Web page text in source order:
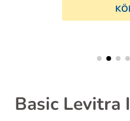
Basic Levitra